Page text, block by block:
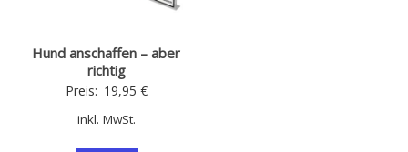
Hund anschaffen – aber
richtig
Preis: 19,95 €
inkl. MwSt.